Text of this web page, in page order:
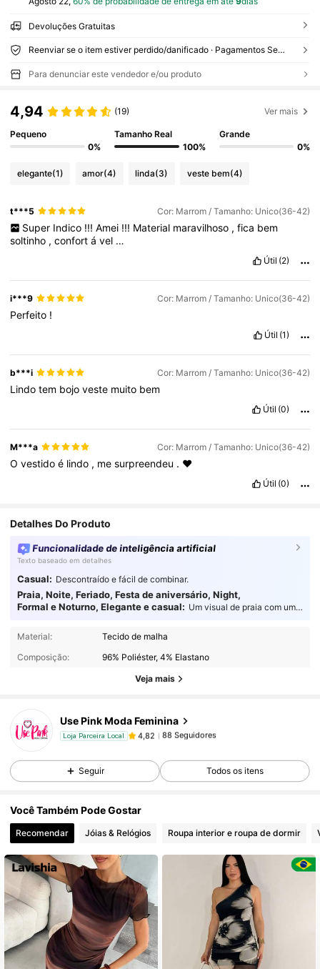
Devoluções Gratuitas
Reenviar se o item estiver perdido/danificado · Pagamentos Seguros · Proteção de privacidade
Para denunciar este vendedor e/ou produto
4,94 (19) Ver mais
Pequeno
0%
Tamanho Real
100%
Grande
0%
elegante(1) amor(4) linda(3) veste bem(4)
t***5 Cor: Marrom / Tamanho: Unico(36-42)
Super Indico !!! Amei !!! Material maravilhoso , fica bem
soltinho ,confortável …
Útil (2)
i***9 Cor: Marrom / Tamanho: Unico(36-42)
Perfeito !
Útil (1)
b***i Cor: Marrom / Tamanho: Unico(36-42)
Lindotem bojoveste muito bem
Útil (0)
M***a Cor: Marrom / Tamanho: Unico(36-42)
Ovestidoé lindo , mesurpreendeu . ❤️
Útil (0)
Detalhes Do Produto
Funcionalidade de inteligência artificial
Texto baseado em detalhes
Casual: Descontraído e fácil de combinar.
Praia, Noite, Feriado, Festa de aniversário, Night,
Formal e Noturno, Elegante e casual: Um visual de praia com um
Material:
Tecido de malha
Composição:
96% Poliéster, 4% Elastano
Veja mais
Use Pink Moda Feminina
Loja Parceira Local
4,82 88 Seguidores
4,82 88 Seguidores
4,82
88 Seguidores
d***sseguido1 dia atrás
88 Seguidores
Seguir Todos os itens
Você Também Pode Gostar
Recomendar Jóias & Relógios Roupa interior e roupa de dormir